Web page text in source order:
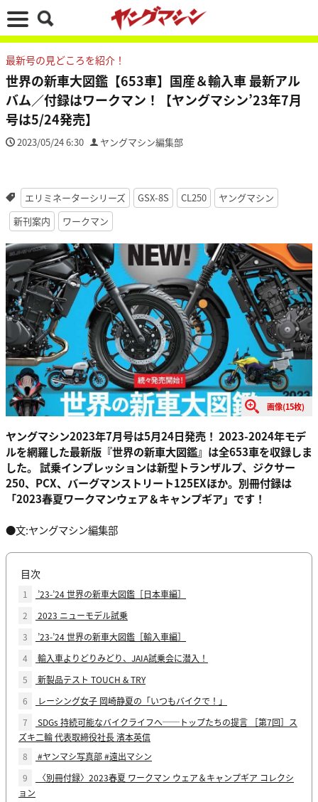
最新号の見どころを紹介！
世界の新車大図鑑【653車】国産＆輸入車 最新アル
バム／付録はワークマン！【ヤングマシン’23年7月
号は5/24発売】
2023/05/24 6:30 ヤングマシン編集部
エリミネーターシリーズ GSX-8S CL250
ヤングマシン
新刊案内
ワークマン
画像(15枚)
ヤングマシン2023年7月号は5月24日発売！ 2023-2024年モデ
ルを網羅した最新版『世界の新車大図鑑』は全653車を収録しま
した。 試乗インプレッションは新型トランザルプ、ジクサー
250、PCX、バーグマンストリート125EXほか。別冊付録は
「2023春夏ワークマンウェア＆キャンプギア」です！
●文:ヤングマシン編集部
目次
1
’23-’24 世界の新車大図鑑［日本車編］
2
2023 ニューモデル試乗
3
’23-’24 世界の新車大図鑑［輸入車編］
4
輸入車よりどりみどり、JAIA試乗会に潜入！
5
新製品テスト TOUCH & TRY
6
レーシング女子 岡崎静夏の「いつもバイクで！」
7
SDGs 持続可能なバイクライフへ──トップたちの提言 ［第7回］ス
ズキ二輪 代表取締役社長 濱本英信
8
#ヤンマシ写真部 #遠出マシン
9
〈別冊付録〉2023春夏 ワークマン ウェア＆キャンプギア コレクシ
ョン